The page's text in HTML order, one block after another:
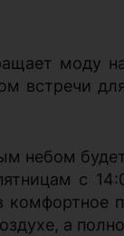
моду
встречи
небом
с
комфортное
а